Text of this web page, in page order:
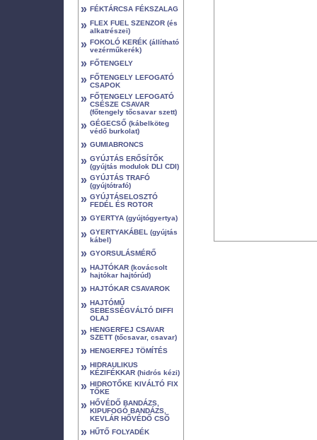
» FÉKTÁRCSA FÉKSZALAG
» FLEX FUEL SZENZOR (és
alkatrészei)
» FOKOLÓ KERÉK (állítható
vezérműkerék)
» FŐTENGELY
» FŐTENGELY LEFOGATÓ
CSAPOK
» FŐTENGELY LEFOGATÓ
CSÉSZE CSAVAR
(főtengely tőcsavar szett)
» GÉGECSŐ (kábelköteg
védő burkolat)
» GUMIABRONCS
» GYÚJTÁS ERŐSÍTŐK
(gyújtás modulok DLI CDI)
» GYÚJTÁS TRAFÓ
(gyújtótrafó)
» GYÚJTÁSELOSZTÓ
FEDÉL ÉS ROTOR
» GYERTYA (gyújtógyertya)
» GYERTYAKÁBEL (gyújtás
kábel)
» GYORSULÁSMÉRŐ
» HAJTÓKAR (kovácsolt
hajtókar hajtórúd)
» HAJTÓKAR CSAVAROK
» HAJTÓMŰ
SEBESSÉGVÁLTÓ DIFFI
OLAJ
» HENGERFEJ CSAVAR
SZETT (tőcsavar, csavar)
» HENGERFEJ TÖMÍTÉS
» HIDRAULIKUS
KÉZIFÉKKAR (hidrós kézi)
» HIDROTŐKE KIVÁLTÓ FIX
TŐKE
» HŐVÉDŐ BANDÁZS,
KIPUFOGÓ BANDÁZS,
KEVLÁR HŐVÉDŐ CSŐ
» HŰTŐ FOLYADÉK